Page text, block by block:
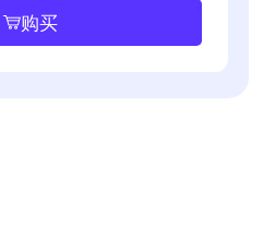
购买